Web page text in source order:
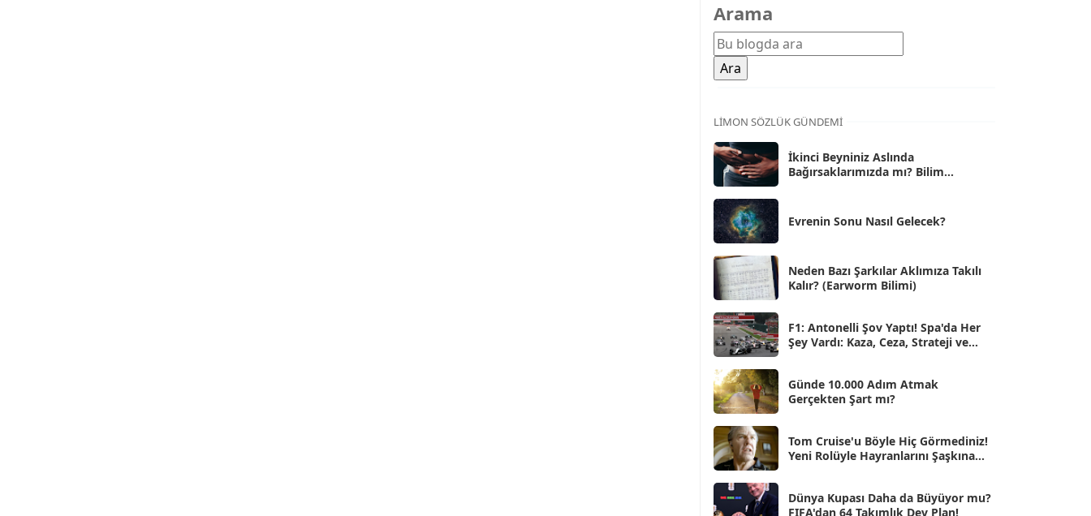
Şub 2026
Oca 2026 [72]
Ara 2025
Kas 2025
Eki 2025
Eyl 2025 [56]
Ağu 2025
Tem 2025
Haz 2025
May 2025 [54]
Nis 2025 [56]
Mar 2025 [50]
Şub 2025 [57]
Oca 2025
Ara 2024 [25]
Kas 2024
Eki 2024 [46]
Arama
LIMON SÖZLÜK GÜNDEMI
İkinci Beyniniz Aslında
Bağırsaklarımızda mı? Bilim
Evrenin Sonu Nasıl Gelecek?
Neden Bazı Şarkılar Aklımıza Takılı
Kalır? (Earworm Bilimi)
F1: Antonelli Şov Yaptı! Spa'da Her
Şey Vardı: Kaza, Ceza, Strateji ve
Günde 10.000 Adım Atmak
Gerçekten Şart mı?
Tom Cruise'u Böyle Hiç Görmediniz!
Yeni Rolüyle Hayranlarını Şaşkına
Dünya Kupası Daha da Büyüyor mu?
FIFA'dan 64 Takımlık Dev Plan!